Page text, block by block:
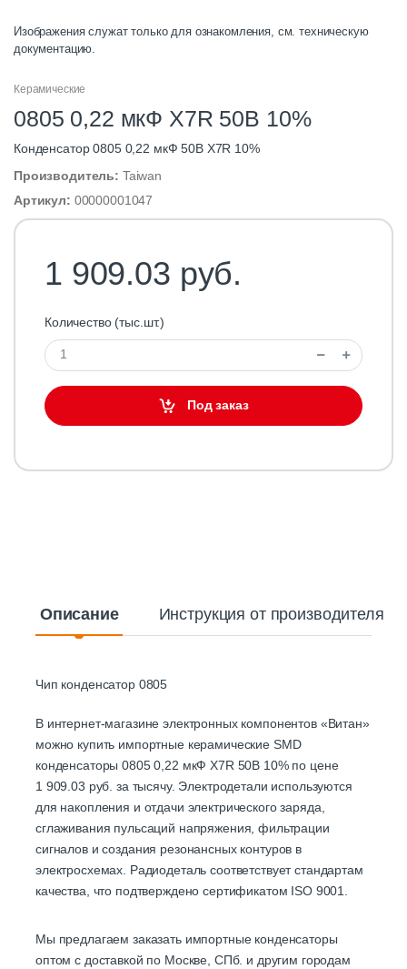
Изображения служат только для ознакомления, см. техническую
документацию.
Керамические
0805 0,22 мкФ X7R 50B 10%
Конденсатор 0805 0,22 мкФ 50В X7R 10%
Производитель: Taiwan
Артикул: 00000001047
1 909.03 руб.
Количество (тыс.шт.)
Под заказ
Описание Инструкция от производителя
Чип конденсатор 0805
В интернет-магазине электронных компонентов «Витан»
можно купить импортные керамические SMD
конденсаторы 0805 0,22 мкФ X7R 50B 10% по цене
1 909.03 руб. за тысячу. Электродетали используются
для накопления и отдачи электрического заряда,
сглаживания пульсаций напряжения, фильтрации
сигналов и создания резонансных контуров в
электросхемах. Радиодеталь соответствует стандартам
качества, что подтверждено сертификатом ISO 9001.
Мы предлагаем заказать импортные конденсаторы
оптом с доставкой по Москве, СПб. и другим городам